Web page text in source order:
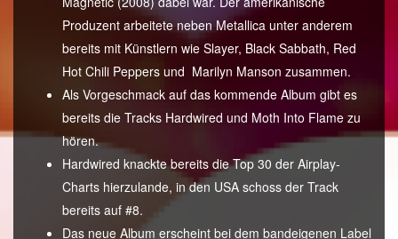
Produzent arbeitete neben Metallica unter anderem
bereits mit Künstlern wie Slayer, Black Sabbath, Red
Hot Chili Peppers und Marilyn Manson zusammen.
Als Vorgeschmack auf das kommende Album gibt es
bereits die Tracks Hardwired und Moth Into Flame zu
hören.
Hardwired knackte bereits die Top 30 der Airplay-
Charts hierzulande, in den USA schoss der Track
bereits auf #8.
Das neue Album erscheint bei dem bandeigenen Label